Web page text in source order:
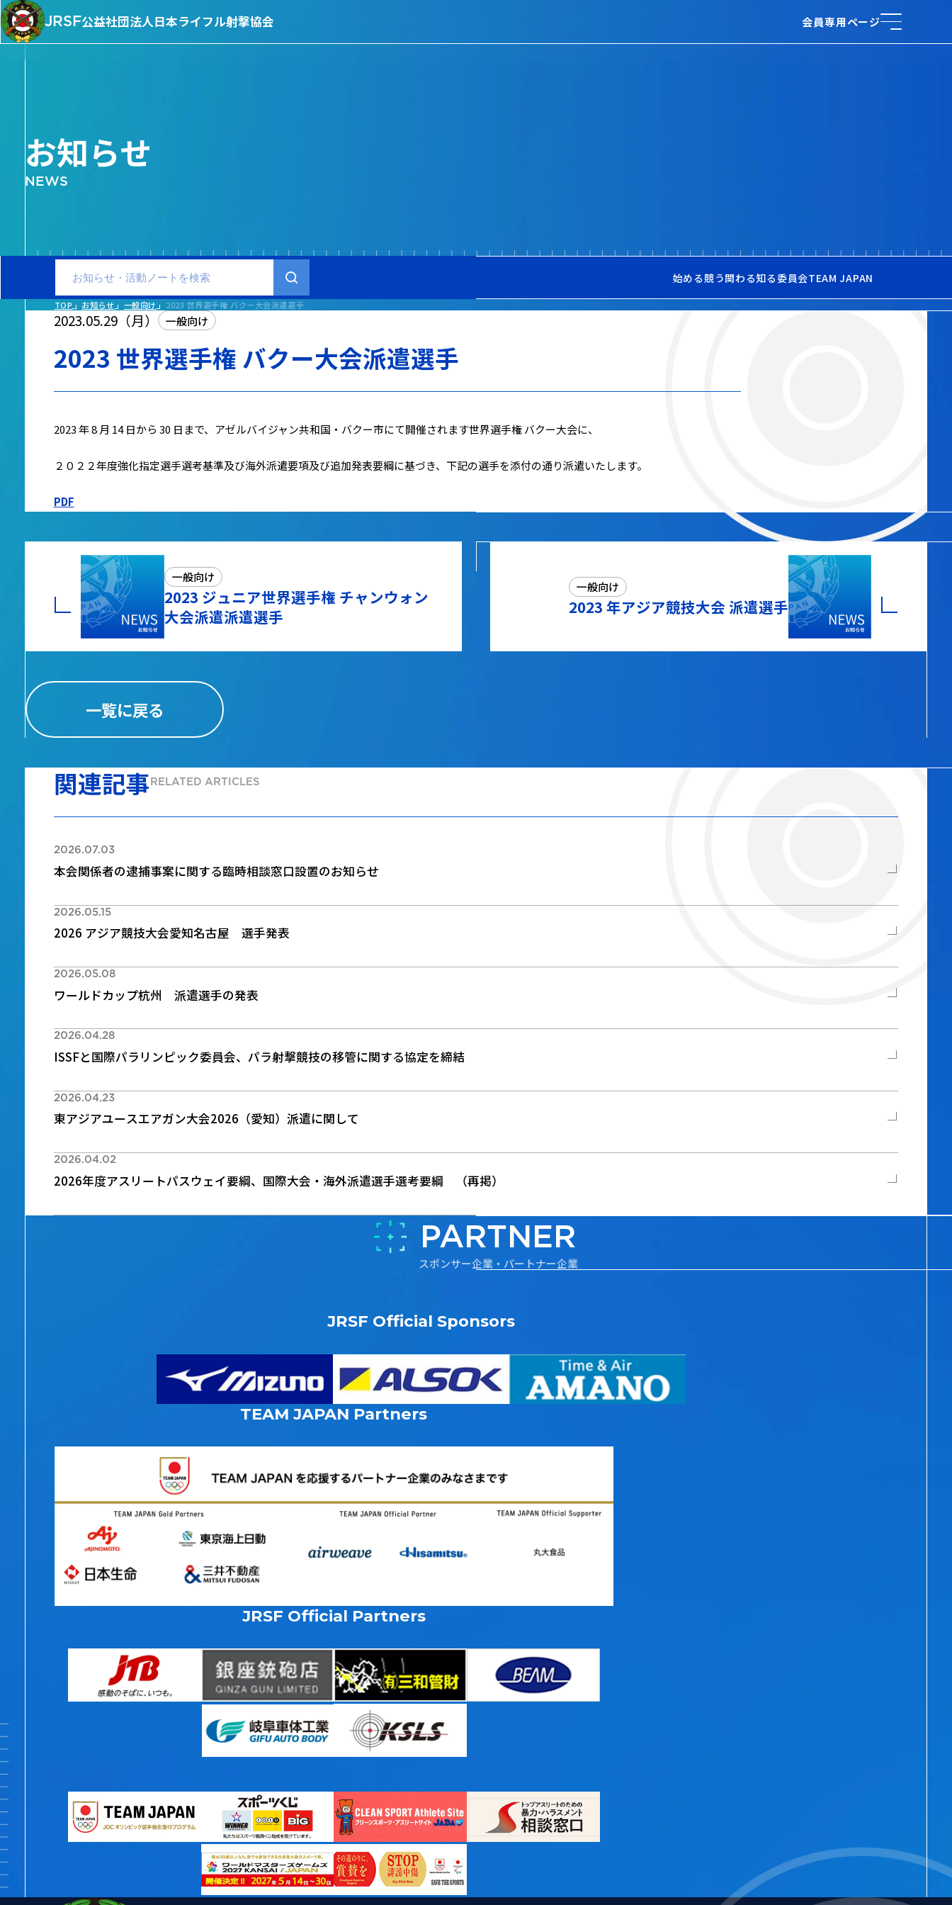
JRSF公益社団法人日本ライフル射撃協会 会員専用ページ
お知らせ
NEWS
始める競う関わる知る委員会TEAM JAPAN
TOP お知らせ 一般向け 2023 世界選手権 バクー大会派遣選手
2023.05.29（月） 一般向け
2023 世界選手権 バクー大会派遣選手
2023 年 8 月 14 日から 30 日まで、アゼルバイジャン共和国・バクー市にて開催されます世界選手権 バクー大会に、
２０２２年度強化指定選手選考基準及び海外派遣要項及び追加発表要綱に基づき、下記の選手を添付の通り派遣いたします。
PDF
一般向け
2023 ジュニア世界選手権 チャンウォン
大会派遣派遣選手
一般向け
2023 年アジア競技大会 派遣選手
一覧に戻る
関連記事RELATED ARTICLES
2026.07.03
本会関係者の逮捕事案に関する臨時相談窓口設置のお知らせ
2026.05.15
2026 アジア競技大会愛知名古屋 選手発表
2026.05.08
ワールドカップ杭州 派遣選手の発表
2026.04.28
ISSFと国際パラリンピック委員会、パラ射撃競技の移管に関する協定を締結
2026.04.23
東アジアユースエアガン大会2026（愛知）派遣に関して
2026.04.02
2026年度アスリートパスウェイ要綱、国際大会・海外派遣選手選考要綱 （再掲）
スポンサー企業・パートナー企業
PARTNER
JRSF Official Sponsors
TEAM JAPAN Partners
JRSF Official Partners